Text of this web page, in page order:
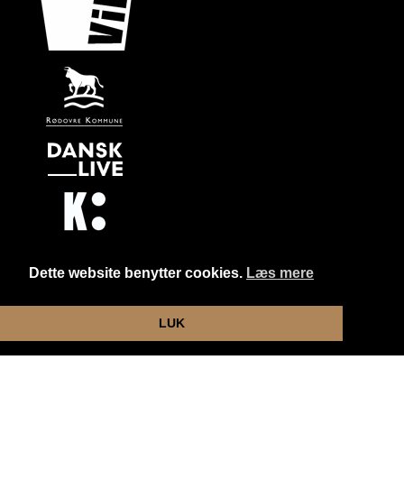
Dette website benytter cookies. Læs mere
LUK